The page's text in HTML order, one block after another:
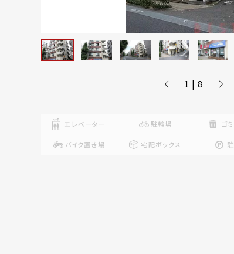
1 | 8
エレベーター 駐輪場 ゴ
バイク置き場 宅配ボックス